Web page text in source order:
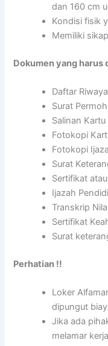
dan 160 cm
Kondisi fisik
Memiliki
Dokumen yang harus
Daftar
Surat
Salinan
Fotokopi
Fotokopi
Surat
Sertifikat
Ijazah
Transkrip
Sertifikat
Surat
Perhatian !!
Loker
dipungut
Jika ada
melamar